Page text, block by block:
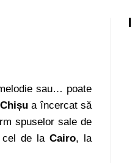
sau… poate
a încercat să
spuselor sale de
cel de laCairo, la